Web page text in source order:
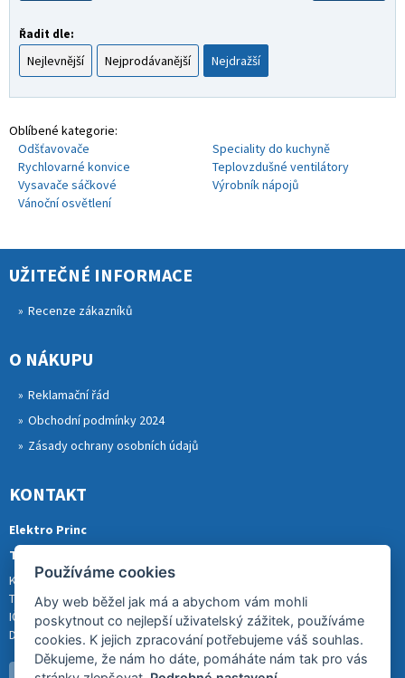
Řadit dle:
Nejlevnější Nejprodávanější Nejdražší
Oblíbené kategorie:
Odšťavovače
Speciality do kuchyně
Rychlovarné konvice
Teplovzdušné ventilátory
Vysavače sáčkové
Výrobník nápojů
Vánoční osvětlení
UŽITEČNÉ INFORMACE
Recenze zákazníků
O NÁKUPU
Reklamační řád
Obchodní podmínky 2024
Zásady ochrany osobních údajů
KONTAKT
Elektro Princ
Tomáš Princ
Krkonošská 290, 46841 TANVALD
Tel.: 773 880 988
IČ: 01153731
DIČ: CZ8007202522
Používáme cookies
Aby web běžel jak má a abychom vám mohli
poskytnout co nejlepší uživatelský zážitek, používáme
cookies. K jejich zpracování potřebujeme váš souhlas.
Děkujeme, že nám ho dáte, pomáháte nám tak pro vás